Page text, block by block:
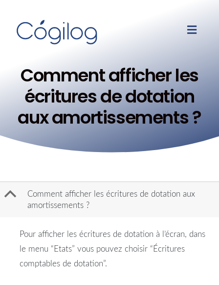
Comment afficher les
écritures de dotation
aux amortissements ?
B
Comment afficher les écritures de dotation aux
amortissements ?
Pour afficher les écritures de dotation à l’écran, dans
le menu “Etats” vous pouvez choisir “Écritures
comptables de dotation”.